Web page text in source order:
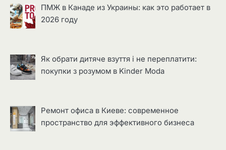
ПМЖ в Канаде из Украины: как это работает в
2026 году
Як обрати дитяче взуття і не переплатити:
покупки з розумом в Kinder Moda
Ремонт офиса в Киеве: современное
пространство для эффективного бизнеса